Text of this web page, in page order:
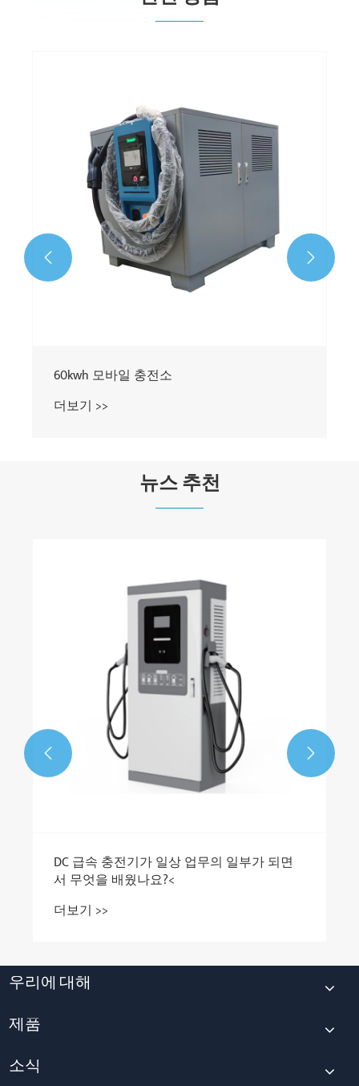
더보기 >>
 
뉴스 추천
전기 자동차 충전기의 작동 원리
 
우리에 대해
제품
소식